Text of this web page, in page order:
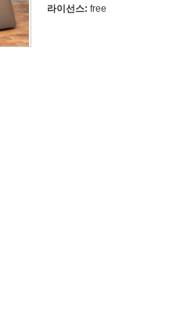
라이선스: free